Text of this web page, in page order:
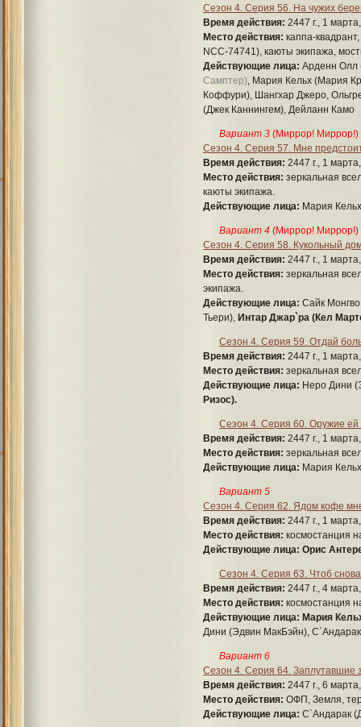
Сезон 4. Серия 56. На чужих
Время действия: 2447 г., 1
Место действия: каппа-
NCC-74741), каюты экипажа,
Действующие лица: Арденн Олл
Самптер) , Мария Кельх (Мария
Коффури), Шангхар Джеро,
(Джек Каннингем), Дейланн Камо
Вариант 3 (Миррор! Миррор!)
Сезон 4. Серия 57. Мне
Время действия: 2447 г., 1
Место действия: зеркальная
каюты экипажа.
Действующие лица: Мария
Вариант 4 (Миррор! Миррор!)
Сезон 4. Серия 58. Кукольный
Время действия: 2447 г., 1
Место действия: зеркальная
экипажа.
Действующие лица: Сайк
Тьери), Интар Джар`ра (Кел
Сезон 4. Серия 59. Отдай
Время действия: 2447 г., 1
Место действия: зеркальная
Действующие лица: Неро Дини
Ризос).
Сезон 4. Серия 60. Оружие
Время действия: 2447 г., 1
Место действия: зеркальная
Действующие лица: Мария
Вариант 5
Сезон 4. Серия 62. Ядом кофе
Время действия: 2447 г., 1
Место действия: космостанция
Действующие лица: Орис
Сезон 4. Серия 63. Чтоб
Время действия: 2447 г., 4
Место действия: космостанция
Действующие лица: Мария
Дини (Эдвин МакБэйн),
Вариант 6
Сезон 4. Серия 64. Заплутавшие
Время действия: 2447 г., 6
Место действия: ОФП, Земля,
Действующие лица: С`Андарак